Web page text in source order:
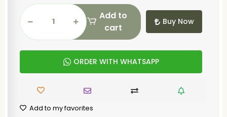
Add to
cart
Buy Now
ORDER WITH WHATSAPP
Add to my favorites